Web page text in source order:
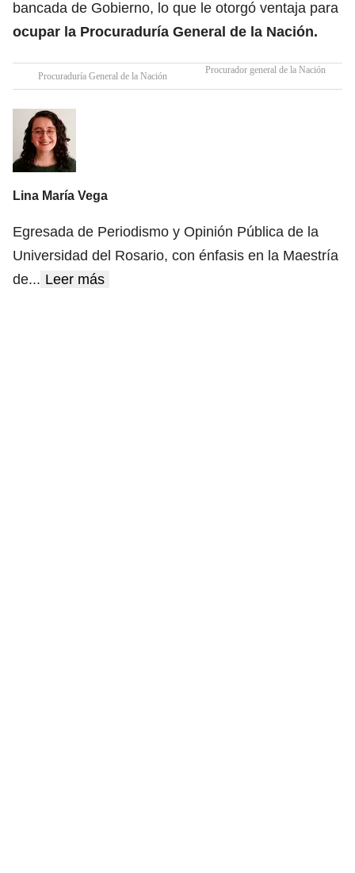
bancada de Gobierno, lo que le otorgó ventaja para
ocupar la Procuraduría General de la Nación.
Procuraduría General de la Nación
Procurador general de la Nación
Lina María Vega
Egresada de Periodismo y Opinión Pública de la
Universidad del Rosario, con énfasis en la Maestría
de... Leer más